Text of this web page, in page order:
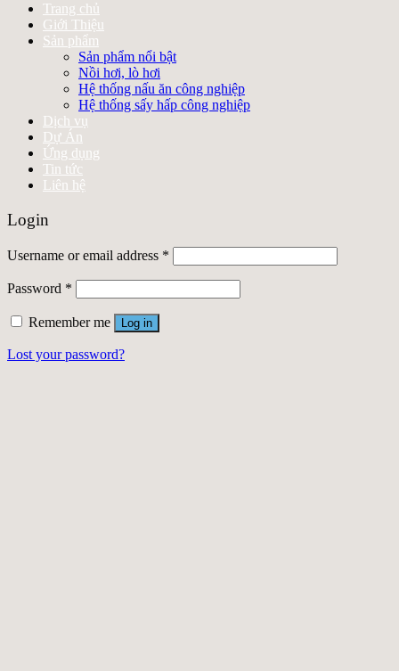
Trang chủ
Giới Thiệu
Sản phẩm
Sản phẩm nổi bật
Nồi hơi, lò hơi
Hệ thống nấu ăn công nghiệp
Hệ thống sấy hấp công nghiệp
Dịch vụ
Dự Án
Ứng dụng
Tin tức
Liên hệ
Login
Username or email address *
Password *
Remember me Log in
Lost your password?